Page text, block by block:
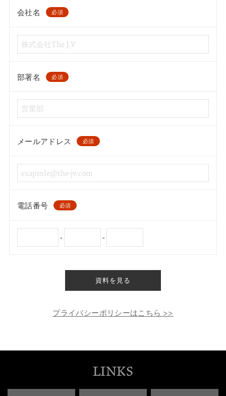
会社名 必須
部署名 必須
メールアドレス 必須
電話番号 必須
- -
資料を見る
プライバシーポリシーはこちら >>
LINKS